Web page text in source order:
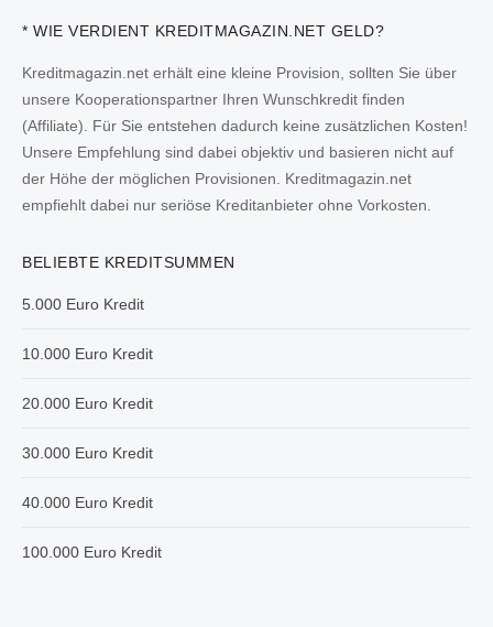
* WIE VERDIENT KREDITMAGAZIN.NET GELD?
Kreditmagazin.net erhält eine kleine Provision, sollten Sie über
unsere Kooperationspartner Ihren Wunschkredit finden
(Affiliate). Für Sie entstehen dadurch keine zusätzlichen Kosten!
Unsere Empfehlung sind dabei objektiv und basieren nicht auf
der Höhe der möglichen Provisionen. Kreditmagazin.net
empfiehlt dabei nur seriöse Kreditanbieter ohne Vorkosten.
BELIEBTE KREDITSUMMEN
5.000 Euro Kredit
10.000 Euro Kredit
20.000 Euro Kredit
30.000 Euro Kredit
40.000 Euro Kredit
100.000 Euro Kredit